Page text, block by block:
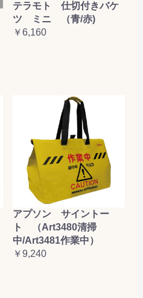
テラモト 仕切付きバケ
ツ ミニ （青/赤)
￥6,160
アプソン サイントー
ト （Art3480清掃
中/Art3481作業中）
￥9,240